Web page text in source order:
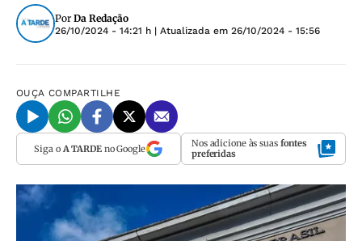
Por Da Redação
26/10/2024 - 14:21 h | Atualizada em 26/10/2024 - 15:56
OUÇA COMPARTILHE
Siga o A TARDEno Google Nos adicione às suas fontes
preferidas